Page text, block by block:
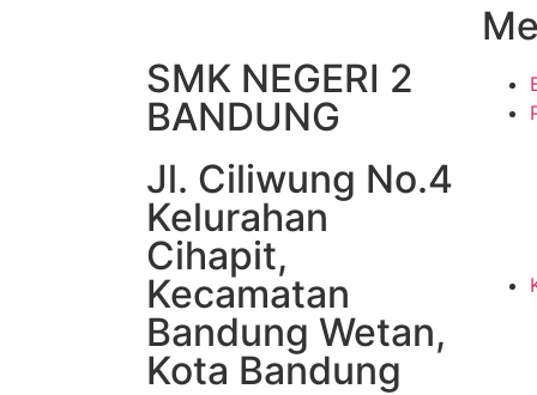
SMK NEGERI 2
BANDUNG
Jl. Ciliwung No.4
Kelurahan
Cihapit,
Kecamatan
Bandung Wetan,
Kota Bandung